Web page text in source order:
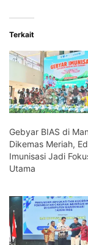
Terkait
Gebyar BIAS di
Dikemas Meriah,
Imunisasi Jadi
Utama